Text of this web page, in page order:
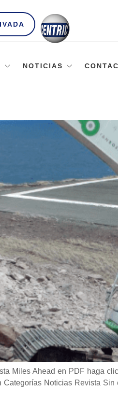
NOTICIAS
Miles Ahead en PDF haga
Noticias Revista Sin